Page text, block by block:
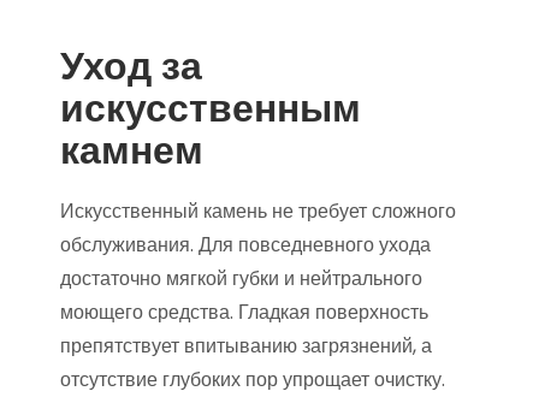
Уход за
искусственным
камнем
Искусственный камень не требует сложного
обслуживания. Для повседневного ухода
достаточно мягкой губки и нейтрального
моющего средства. Гладкая поверхность
препятствует впитыванию загрязнений, а
отсутствие глубоких пор упрощает очистку.